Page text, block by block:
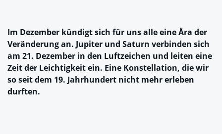
Im Dezember kündigt sich für uns alle eine Ära der
Veränderung an. Jupiter und Saturn verbinden sich
am 21. Dezember in den Luftzeichen und leiten eine
Zeit der Leichtigkeit ein. Eine Konstellation, die wir
so seit dem 19. Jahrhundert nicht mehr erleben
durften.